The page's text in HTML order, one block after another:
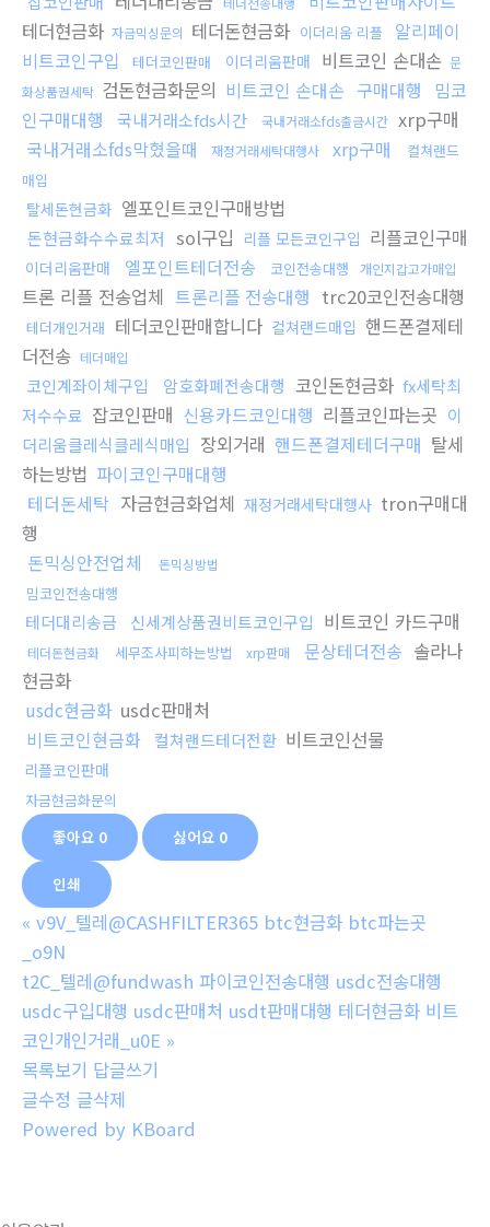
테더현금화 자금믹싱문의 테더돈현금화 이더리움 리플
알리페이
비트코인구입
테더코인판매 이더리움판매 비트코인 손대손 문
화상품권세탁 검돈현금화문의 비트코인 손대손 구매대행
밈코
인구매대행
국내거래소fds시간 국내거래소fds출금시간 xrp구매
국내거래소fds막혔을때
재정거래세탁대행사 xrp구매
컬쳐랜드
매입
탈세돈현금화 엘포인트코인구매방법
돈현금화수수료최저 sol구입 리플 모든코인구입 리플코인구매
이더리움판매 엘포인트테더전송 코인전송대행 개인지갑고가매입
트론 리플 전송업체 트론리플 전송대행 trc20코인전송대행
테더개인거래 테더코인판매합니다 컬쳐랜드매입 핸드폰결제테
더전송 테더매입
코인계좌이체구입 암호화폐전송대행 코인돈현금화 fx세탁최
저수수료 잡코인판매 신용카드코인대행 리플코인파는곳 이
더리움클레식클레식매입 장외거래 핸드폰결제테더구매 탈세
하는방법 파이코인구매대행
테더돈세탁 자금현금화업체 재정거래세탁대행사 tron구매대
행
돈믹싱안전업체
돈믹싱방법
밈코인전송대행
테더대리송금 신세계상품권비트코인구입 비트코인 카드구매
테더돈현금화 세무조사피하는방법 xrp판매 문상테더전송 솔라나
현금화
usdc현금화 usdc판매처
비트코인현금화
컬쳐랜드테더전환 비트코인선물
리플코인판매
자금현금화문의
좋아요 0 싫어요 0
인쇄
« v9V_텔레@CASHFILTER365 btc현금화 btc파는곳
_o9N
t2C_텔레@fundwash 파이코인전송대행 usdc전송대행
usdc구입대행 usdc판매처 usdt판매대행 테더현금화 비트
코인개인거래_u0E »
목록보기 답글쓰기
글수정 글삭제
Powered by KBoard